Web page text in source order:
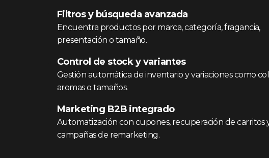
Filtros y búsqueda avanzada
Encuentra productos por marca, categoría, fragancia,
presentación o tamaño.
Control de stock y variantes
Gestión automática de inventario y variaciones como
aromas o tamaños.
Marketing B2B integrado
Automatización con cupones, recuperación de carritos
campañas de remarketing.